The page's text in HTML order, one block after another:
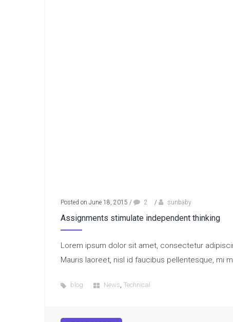
Posted on June 18, 2015 / 2 / sunbaby
Assignments stimulate independent thinking
Lorem ipsum dolor sit amet, consectetur
Mauris laoreet, nisl id faucibus pellentesque, mi
blog News, Technical